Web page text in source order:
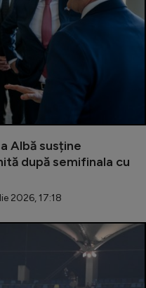
Albă susține
după semifinala cu
2026, 17:18